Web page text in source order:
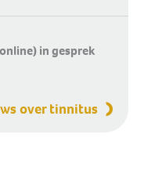
in gesprek
over tinnitus